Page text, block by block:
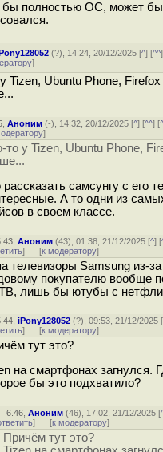
полностью ОС, может
(?), 14:24, 20/12/2025 [^] [^^
]
Tizen, Ubuntu Phone,
,Аноним (-), 14:32, 20/12/2025 [^] [^^] [
]
то у Tizen, Ubuntu Phone,
самсунгу с его
А то одни из
в своем классе.
,Аноним (43), 01:38, 21/12/2025 [^] [
] [к модератору]
телевизоры Samsung из-за
покупателю вообще
лишь бы ютубы с
,iPony128052 (?), 09:53, 21/12/2025 [
] [к модератору]
тут это?
на смартфонах загнулся.
бы это подхватило?
6.46 ,Аноним (46), 17:02, 21/12/2025 [
] [к модератору]
Причём тут это?